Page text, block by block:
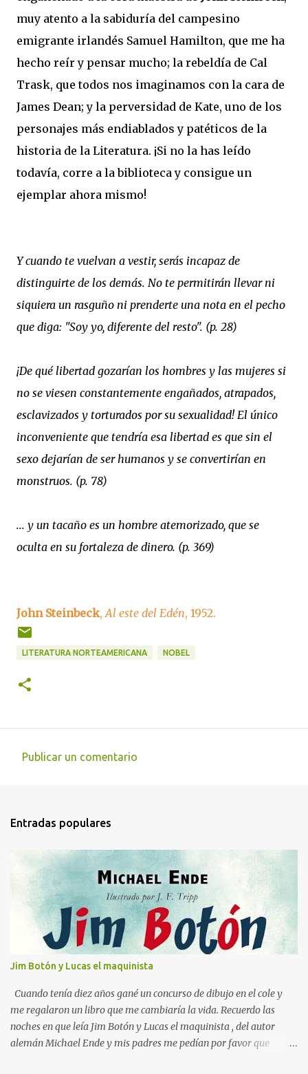
muy atento a la sabiduría del campesino
emigrante irlandés Samuel Hamilton, que me ha
hecho reír y pensar mucho; la rebeldía de Cal
Trask, que todos nos imaginamos con la cara de
James Dean; y la perversidad de Kate, uno de los
personajes más endiablados y patéticos de la
historia de la Literatura. ¡Si no la has leído
todavía, corre a la biblioteca y consigue un
ejemplar ahora mismo!
Y cuando te vuelvan a vestir, serás incapaz de
distinguirte de los demás. No te permitirán llevar ni
siquiera un rasguño ni prenderte una nota en el pecho
que diga: "Soy yo, diferente del resto". (p. 28)
¡De qué libertad gozarían los hombres y las mujeres si
no se viesen constantemente engañados, atrapados,
esclavizados y torturados por su sexualidad! El único
inconveniente que tendría esa libertad es que sin el
sexo dejarían de ser humanos y se convertirían en
monstruos. (p. 78)
... y un tacaño es un hombre atemorizado, que se
oculta en su fortaleza de dinero. (p. 369)
John Steinbeck,Al este del Edén, 1952.
LITERATURA NORTEAMERICANA NOBEL
e
s
Publicar un comentario
Entradas populares
Jim Botón y Lucas el maquinista
Cuando tenía diez años gané un concurso de dibujo en el cole y
me regalaron un libro que me cambiaría la vida. Recuerdo las
noches en que leía Jim Botón y Lucas el maquinista , del autor
alemán Michael Ende y mis padres me pedían por favor que